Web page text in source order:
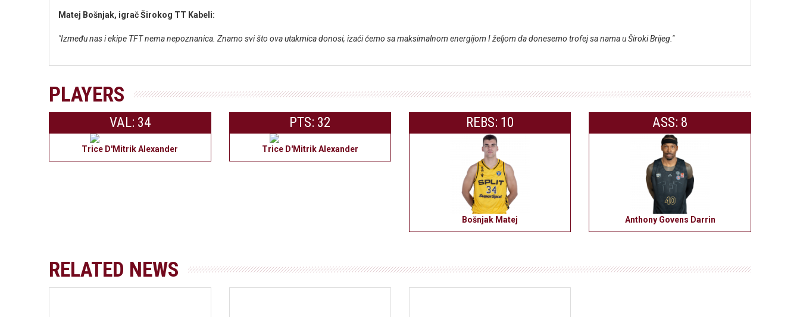
Matej Bošnjak, igrač Širokog TT Kabeli:
"Između nas i ekipe TFT nema nepoznanica. Znamo svi što ova utakmica donosi, izaći ćemo sa maksimalnom energijom I željom da donesemo trofej sa nama u Široki Brijeg."
PLAYERS
VAL: 34
Trice D'Mitrik Alexander
PTS: 32
Trice D'Mitrik Alexander
REBS: 10
Bošnjak Matej
ASS: 8
Anthony Govens Darrin
RELATED NEWS